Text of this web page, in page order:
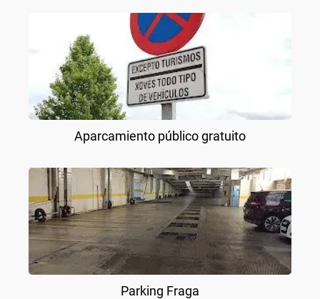
Aparcamiento público gratuito
Parking Fraga